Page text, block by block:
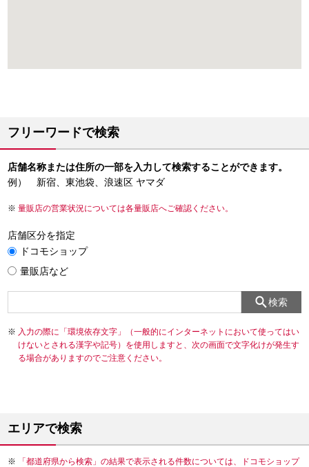
フリーワードで検索
店舗名称または住所の一部を入力して検索することができます。
例） 新宿、東池袋、浪速区 ヤマダ
量販店の営業状況については各量販店へご確認ください。
店舗区分を指定
ドコモショップ
量販店など
検索
入力の際に「環境依存文字」（一般的にインターネットにおいて使ってはい
けないとされる漢字や記号）を使用しますと、次の画面で文字化けが発生す
る場合がありますのでご注意ください。
エリアで検索
「都道府県から検索」の結果で表示される件数については、ドコモショップ